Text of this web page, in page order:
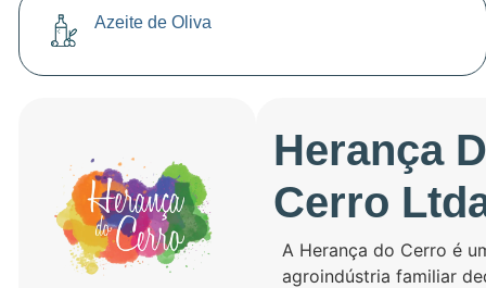
Azeite de Oliva
Herança
Cerro
A Herança do Cerro é
agroindústria familiar